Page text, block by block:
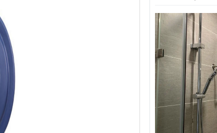
Chọn 2025, báo
2024–2029,
người dùng trên
số liệu cụ